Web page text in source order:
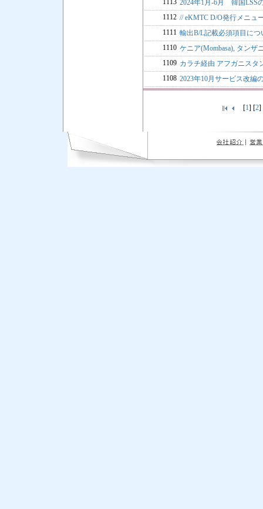
1113 2024年1月-6月 韓国LSS
1112 // eKMTC D/O発行メニュ
1111 輸出B/L記載必須項目につ
1110 ケニア(Mombasa), タンザ
1109 カラチ経由 アフガニスタ
1108 2023年10月サービス改編
[1] [2]